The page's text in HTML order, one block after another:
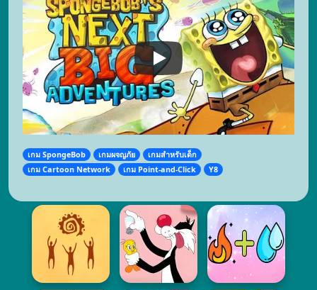
เกม SpongeBob เกมผจญภัย
เกมสำหรับเด็ก
เกม Cartoon Network
เกม Point-and-Click Y8